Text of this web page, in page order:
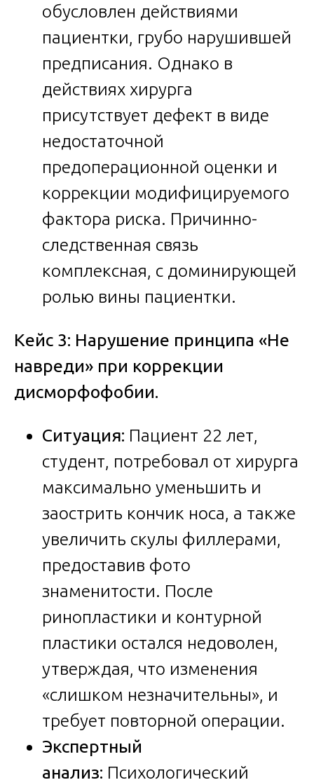
обусловлен действиями
пациентки, грубо нарушившей
предписания. Однако в
действиях хирурга
присутствует дефект в виде
недостаточной
предоперационной оценки и
коррекции модифицируемого
фактора риска. Причинно-
следственная связь
комплексная, с доминирующей
ролью вины пациентки.
Кейс 3: Нарушение принципа «Не
навреди» при коррекции
дисморфофобии.
Ситуация: Пациент 22 лет,
студент, потребовал от хирурга
максимально уменьшить и
заострить кончик носа, а также
увеличить скулы филлерами,
предоставив фото
знаменитости. После
ринопластики и контурной
пластики остался недоволен,
утверждая, что изменения
«слишком незначительны», и
требует повторной операции.
Экспертный
анализ: Психологический